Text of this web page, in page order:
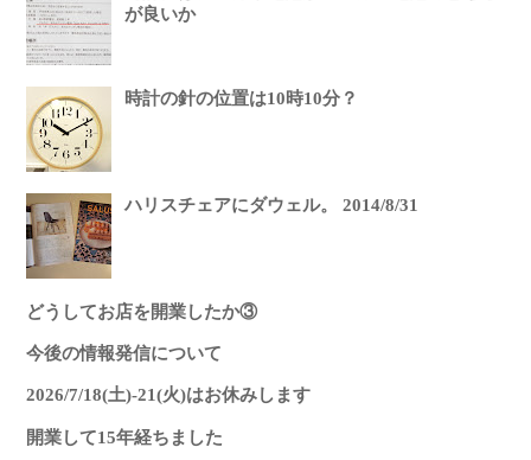
が良いか
時計の針の位置は10時10分？
ハリスチェアにダウェル。 2014/8/31
どうしてお店を開業したか③
今後の情報発信について
2026/7/18(土)-21(火)はお休みします
開業して15年経ちました